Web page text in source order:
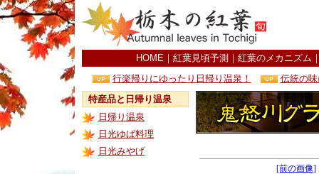
HOME ｜ 紅葉見頃予測 ｜ 紅葉のメカニズム
行楽帰りにゆったり日帰り温泉！
伝統の
特産品と日帰り温泉
日帰り温泉
日光ゆば料理
日光みやげ
[前の画像]